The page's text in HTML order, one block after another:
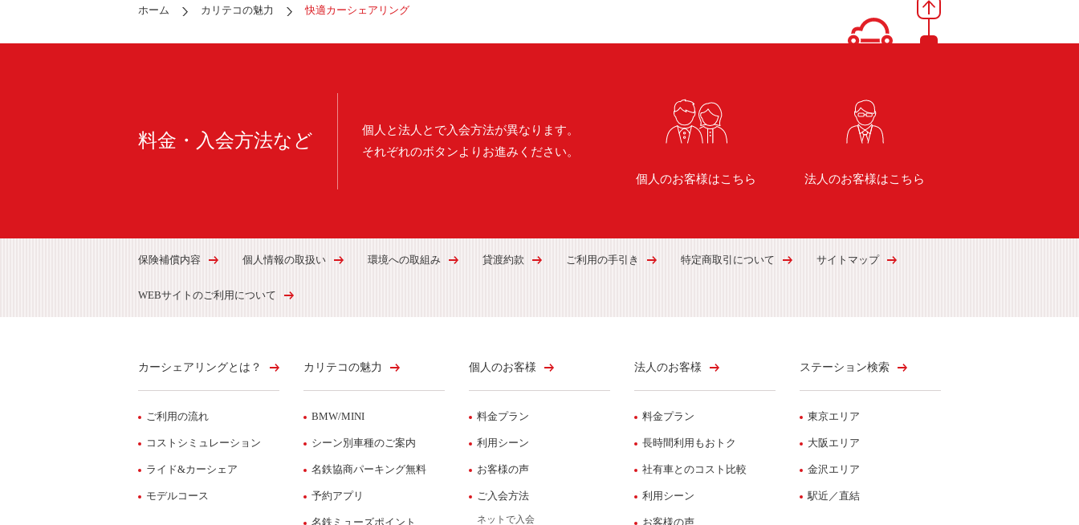
ホーム カリテコの魅力 快適カーシェアリング
料金・入会方法など
個人と法人とで入会方法が異なります。
それぞれのボタンよりお進みください。
個人のお客様はこちら 法人のお客様はこちら
保険補償内容 個人情報の取扱い 環境への取組み 貸渡約款 ご利用の手引き 特定商取引について サイトマップ
WEBサイトのご利用について
カーシェアリングとは？
ご利用の流れ
コストシミュレーション
ライド&カーシェア
モデルコース
カリテコの魅力
BMW/MINI
シーン別車種のご案内
名鉄協商パーキング無料
予約アプリ
名鉄ミューズポイント
個人のお客様
料金プラン
利用シーン
お客様の声
ご入会方法
ネットで入会
法人のお客様
料金プラン
長時間利用もおトク
社有車とのコスト比較
利用シーン
お客様の声
ステーション検索
東京エリア
大阪エリア
金沢エリア
駅近／直結